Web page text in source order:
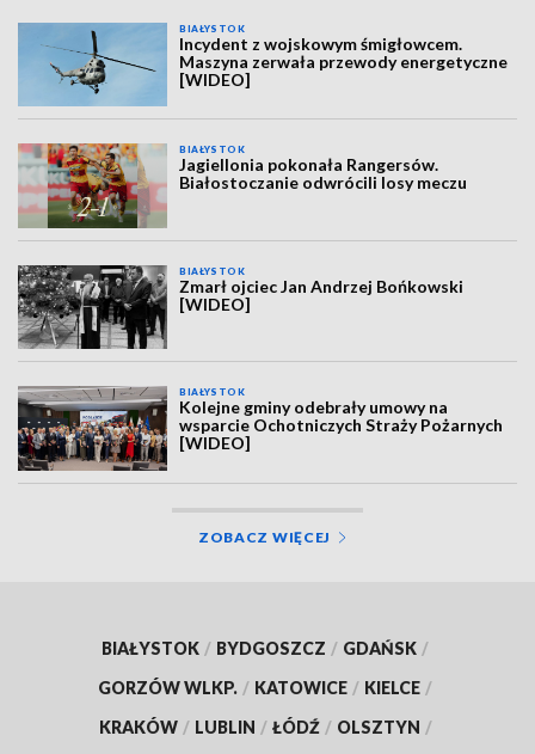
BIAŁYSTOK
Incydent z wojskowym śmigłowcem.
Maszyna zerwała przewody energetyczne
[WIDEO]
BIAŁYSTOK
Jagiellonia pokonała Rangersów.
Białostoczanie odwrócili losy meczu
BIAŁYSTOK
Zmarł ojciec Jan Andrzej Bońkowski
[WIDEO]
BIAŁYSTOK
Kolejne gminy odebrały umowy na
wsparcie Ochotniczych Straży Pożarnych
[WIDEO]
ZOBACZ WIĘCEJ
BIAŁYSTOK / BYDGOSZCZ / GDAŃSK /
GORZÓW WLKP. / KATOWICE / KIELCE /
KRAKÓW / LUBLIN / ŁÓDŹ / OLSZTYN /